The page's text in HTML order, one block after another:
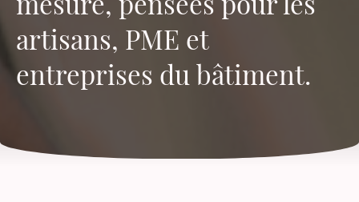
artisans, PME et
entreprises du bâtiment.